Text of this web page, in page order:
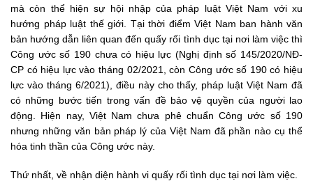
mà còn thể hiện sự hội nhập của pháp luật Việt Nam với xu
hướng pháp luật thế giới. Tại thời điểm Việt Nam ban hành văn
bản hướng dẫn liên quan đến quấy rối tình dục tại nơi làm việc thì
Công ước số 190 chưa có hiệu lực (Nghị định số 145/2020/NĐ-
CP có hiệu lực vào tháng 02/2021, còn Công ước số 190 có hiệu
lực vào tháng 6/2021), điều này cho thấy, pháp luật Việt Nam đã
có những bước tiến trong vấn đề bảo vệ quyền của người lao
động. Hiện nay, Việt Nam chưa phê chuẩn Công ước số 190
nhưng những văn bản pháp lý của Việt Nam đã phần nào cụ thể
hóa tinh thần của Công ước này.
Thứ nhất, về nhận diện hành vi quấy rối tình dục tại nơi làm việc.